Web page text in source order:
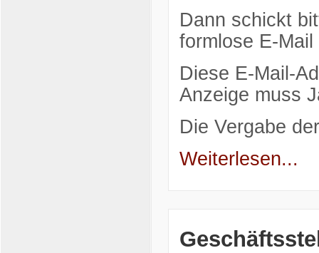
Dann schickt
formlose E-Mail
Diese E-Mail-
Anzeige muss
Die Vergabe
Weiterlesen...